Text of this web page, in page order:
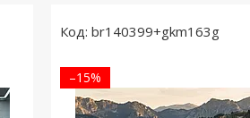
br140399+gkm163g
–15%